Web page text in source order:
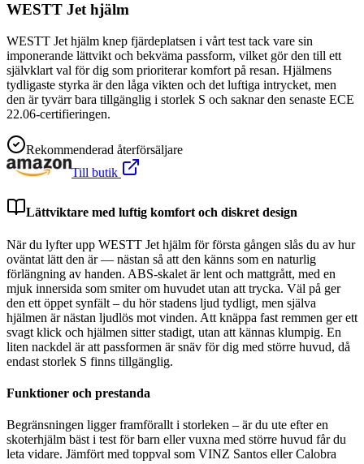
WESTT Jet hjälm
WESTT Jet hjälm knep fjärdeplatsen i vårt test tack vare sin
imponerande lättvikt och bekväma passform, vilket gör den till ett
självklart val för dig som prioriterar komfort på resan. Hjälmens
tydligaste styrka är den låga vikten och det luftiga intrycket, men
den är tyvärr bara tillgänglig i storlek S och saknar den senaste ECE
22.06-certifieringen.
Rekommenderad återförsäljare
Till butik
Lättviktare med luftig komfort och diskret design
När du lyfter upp WESTT Jet hjälm för första gången slås du av hur
oväntat lätt den är — nästan så att den känns som en naturlig
förlängning av handen. ABS-skalet är lent och mattgrått, med en
mjuk innersida som smiter om huvudet utan att trycka. Väl på ger
den ett öppet synfält – du hör stadens ljud tydligt, men själva
hjälmen är nästan ljudlös mot vinden. Att knäppa fast remmen ger ett
svagt klick och hjälmen sitter stadigt, utan att kännas klumpig. En
liten nackdel är att passformen är snäv för dig med större huvud, då
endast storlek S finns tillgänglig.
Funktioner och prestanda
Begränsningen ligger framförallt i storleken – är du ute efter en
skoterhjälm bäst i test för barn eller vuxna med större huvud får du
leta vidare. Jämfört med toppval som VINZ Santos eller Calobra